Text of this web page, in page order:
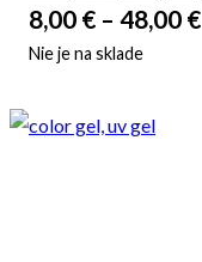
8,00 € – 48,00 €
Nie je na sklade